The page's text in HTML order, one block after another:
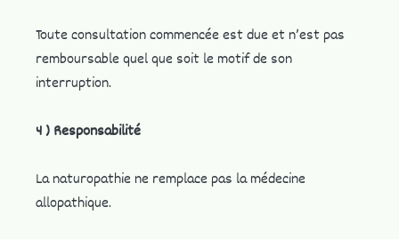
Toute consultation commencée est due et n’est pas
remboursable quel que soit le motif de son
interruption.​
4 ) Responsabilité
La naturopathie ne remplace pas la médecine
allopathique.